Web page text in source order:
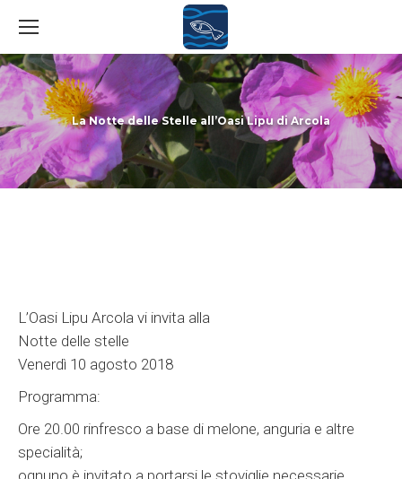
La Notte delle Stelle all’Oasi Lipu di Arcola
You are here:
L’Oasi Lipu Arcola vi invita alla
Notte delle stelle
Venerdì 10 agosto 2018
Programma:
Ore 20.00 rinfresco a base di melone, anguria e altre
specialità;
ognuno è invitato a portarsi le stoviglie necessarie